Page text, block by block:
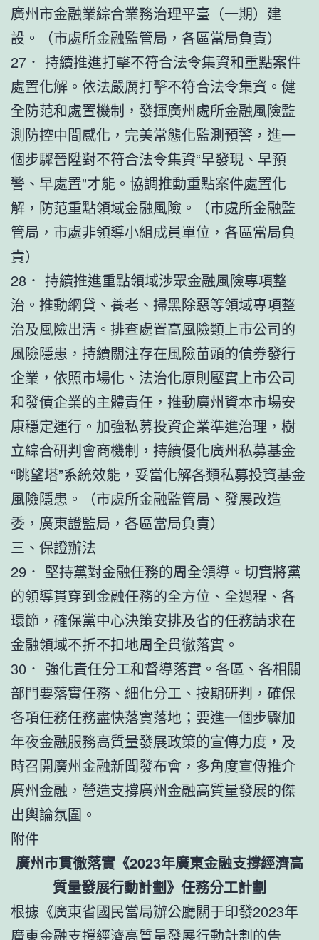
廣州市金融業綜合業務治理平臺（一期）建
設。（市處所金融監管局，各區當局負責）
27． 持續推進打擊不符合法令集資和重點案件
處置化解。依法嚴厲打擊不符合法令集資。健
全防范和處置機制，發揮廣州處所金融風險監
測防控中間感化，完美常態化監測預警，進一
個步驟晉陞對不符合法令集資“早發現、早預
警、早處置”才能。協調推動重點案件處置化
解，防范重點領域金融風險。（市處所金融監
管局，市處非領導小組成員單位，各區當局負
責）
28． 持續推進重點領域涉眾金融風險專項整
治。推動網貸、養老、掃黑除惡等領域專項整
治及風險出清。排查處置高風險類上市公司的
風險隱患，持續關注存在風險苗頭的債券發行
企業，依照市場化、法治化原則壓實上市公司
和發債企業的主體責任，推動廣州資本市場安
康穩定運行。加強私募投資企業準進治理，樹
立綜合研判會商機制，持續優化廣州私募基金
“眺望塔”系統效能，妥當化解各類私募投資基金
風險隱患。（市處所金融監管局、發展改造
委，廣東證監局，各區當局負責）
三、保證辦法
29． 堅持黨對金融任務的周全領導。切實將黨
的領導貫穿到金融任務的全方位、全過程、各
環節，確保黨中心決策安排及省的任務請求在
金融領域不折不扣地周全貫徹落實。
30． 強化責任分工和督導落實。各區、各相關
部門要落實任務、細化分工、按期研判，確保
各項任務任務盡快落實落地；要進一個步驟加
年夜金融服務高質量發展政策的宣傳力度，及
時召開廣州金融新聞發布會，多角度宣傳推介
廣州金融，營造支撐廣州金融高質量發展的傑
出輿論氛圍。
附件
廣州市貫徹落實《2023年廣東金融支撐經濟高
質量發展行動計劃》任務分工計劃
根據《廣東省國民當局辦公廳關于印發2023年
廣東金融支撐經濟高質量發展行動計劃的告